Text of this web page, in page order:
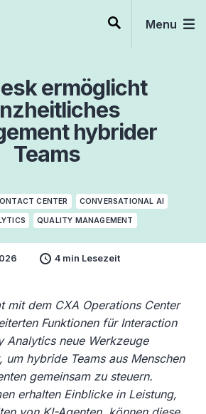
Menu
ermöglicht
hybrider
Teams
CENTER CONVERSATIONAL AI
QUALITY MANAGEMENT
4 min Lesezeit
mit dem CXA Operations Center
Funktionen für Interaction
Analytics neue Werkzeuge
um hybride Teams aus Menschen
gemeinsam zu steuern.
erhalten Einblicke in Leistung,